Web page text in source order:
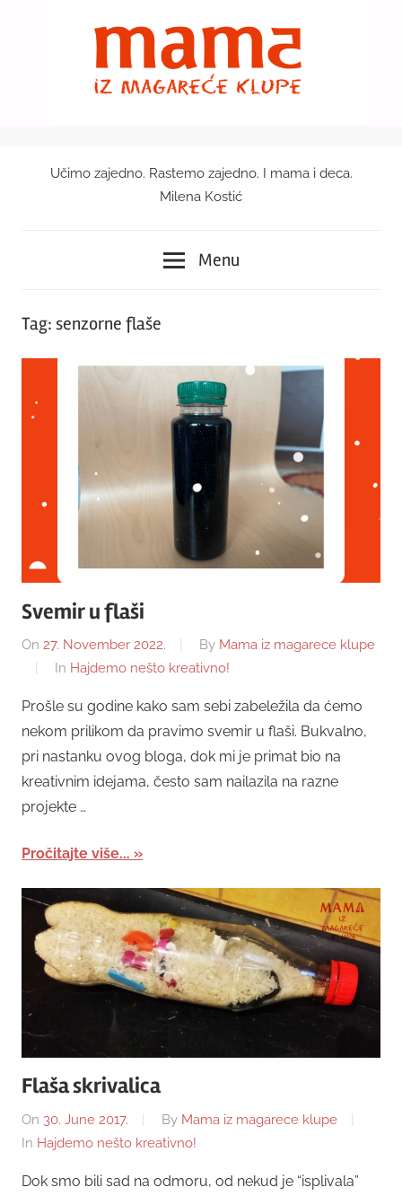
Mama
magareće
klupe
Učimo zajedno. Rastemo zajedno. I mama i deca.
Milena Kostić
Menu
Tag: senzorne flaše
Svemir u flaši
On 27. November 2022. By Mama iz magarece klupe
In Hajdemo nešto kreativno!
Prošle su godine kako sam sebi zabeležila da ćemo
nekom prilikom da pravimo svemir u flaši. Bukvalno,
pri nastanku ovog bloga, dok mi je primat bio na
kreativnim idejama, često sam nailazila na razne
projekte …
Pročitajte više...
Flaša skrivalica
On 30. June 2017. By Mama iz magarece klupe
In Hajdemo nešto kreativno!
Dok smo bili sad na odmoru, od nekud je “isplivala”